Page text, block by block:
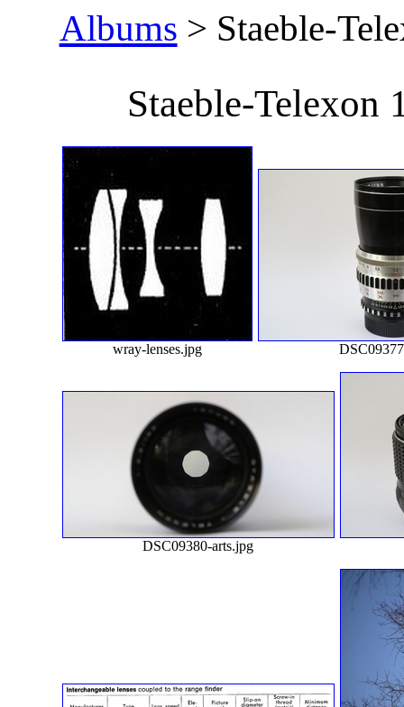
Albums > Staeble-
Staeble-Telexon
wray-lenses.jpg
DSC09380-arts.jpg